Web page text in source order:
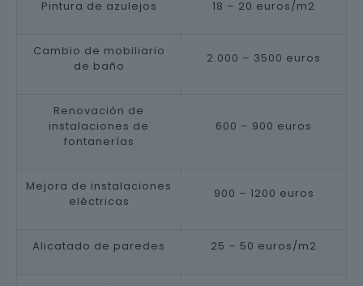
Pintura de azulejos 18 – 20 euros/m2
Cambio de mobiliario
de baño
2.000 – 3500 euros
Renovación de
instalaciones de
fontanerías
600 – 900 euros
Mejora de instalaciones
eléctricas
900 – 1200 euros
Alicatado de paredes 25 – 50 euros/m2